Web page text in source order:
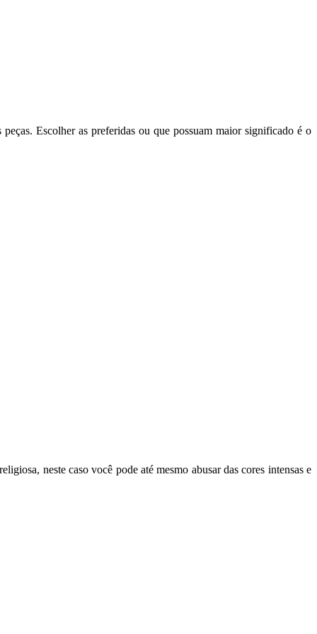
Escolher as preferidas ou que possuam maior significado é o
neste caso você pode até mesmo abusar das cores intensas e